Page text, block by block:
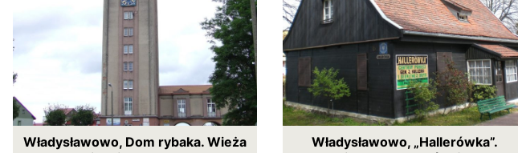
Władysławowo, Dom rybaka. Wieża
Władysławowo, „Hallerówka”.